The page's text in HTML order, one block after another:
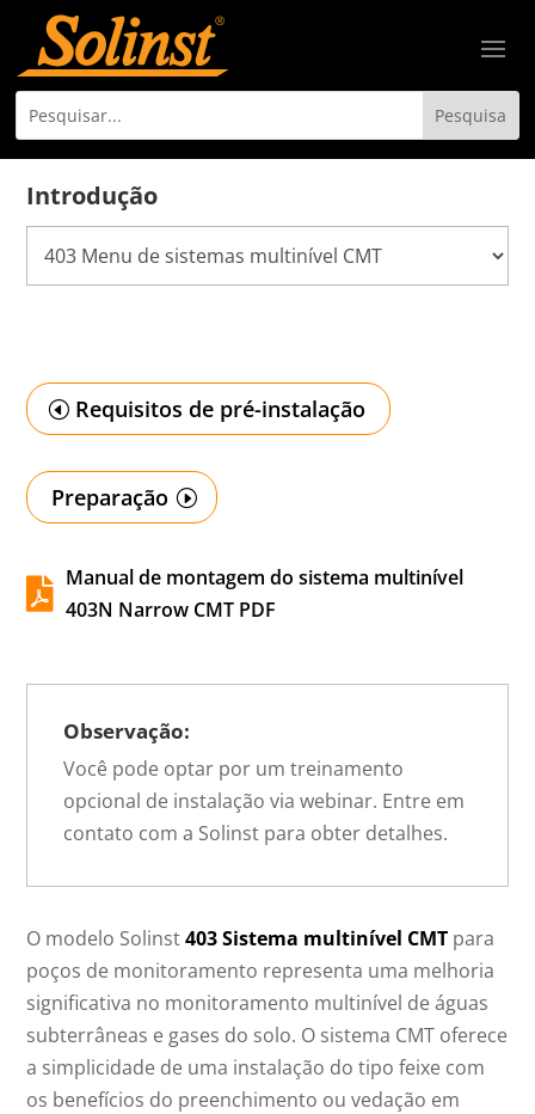
Introdução
Requisitos de pré-instalação
Preparação
 Manual de montagem do sistema multinível
403N Narrow CMT PDF
Observação:
Você pode optar por um treinamento
opcional de instalação via webinar. Entre em
contato com a Solinst para obter detalhes.
O modelo Solinst403 Sistema multinível CMT para
poços de monitoramento representa uma melhoria
significativa no monitoramento multinível de águas
subterrâneas e gases do solo. O sistema CMT oferece
a simplicidade de uma instalação do tipo feixe com
os benefícios do preenchimento ou vedação em